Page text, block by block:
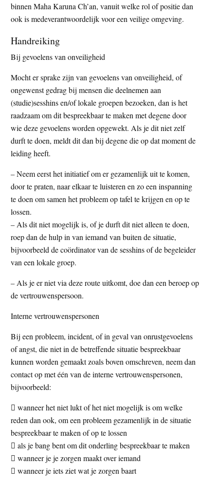
binnen Maha Karuna Ch’an, vanuit welke rol of positie dan
ook is medeverantwoordelijk voor een veilige omgeving.
Handreiking
Bij gevoelens van onveiligheid
Mocht er sprake zijn van gevoelens van onveiligheid, of
ongewenst gedrag bij mensen die deelnemen aan
(studie)sesshins en/of lokale groepen bezoeken, dan is het
raadzaam om dit bespreekbaar te maken met degene door
wie deze gevoelens worden opgewekt. Als je dit niet zelf
durft te doen, meldt dit dan bij degene die op dat moment de
leiding heeft.
– Neem eerst het initiatief om er gezamenlijk uit te komen,
door te praten, naar elkaar te luisteren en zo een inspanning
te doen om samen het probleem op tafel te krijgen en op te
lossen.
– Als dit niet mogelijk is, of je durft dit niet alleen te doen,
roep dan de hulp in van iemand van buiten de situatie,
bijvoorbeeld de coördinator van de sesshins of de begeleider
van een lokale groep.
– Als je er niet via deze route uitkomt, doe dan een beroep op
de vertrouwenspersoon.
Interne vertrouwenspersonen
Bij een probleem, incident, of in geval van onrustgevoelens
of angst, die niet in de betreffende situatie bespreekbaar
kunnen worden gemaakt zoals boven omschreven, neem dan
contact op met één van de interne vertrouwenspersonen,
bijvoorbeeld:
 wanneer het niet lukt of het niet mogelijk is om welke
reden dan ook, om een probleem gezamenlijk in de situatie
bespreekbaar te maken of op te lossen
 als je bang bent om dit onderling bespreekbaar te maken
 wanneer je je zorgen maakt over iemand
 wanneer je iets ziet wat je zorgen baart